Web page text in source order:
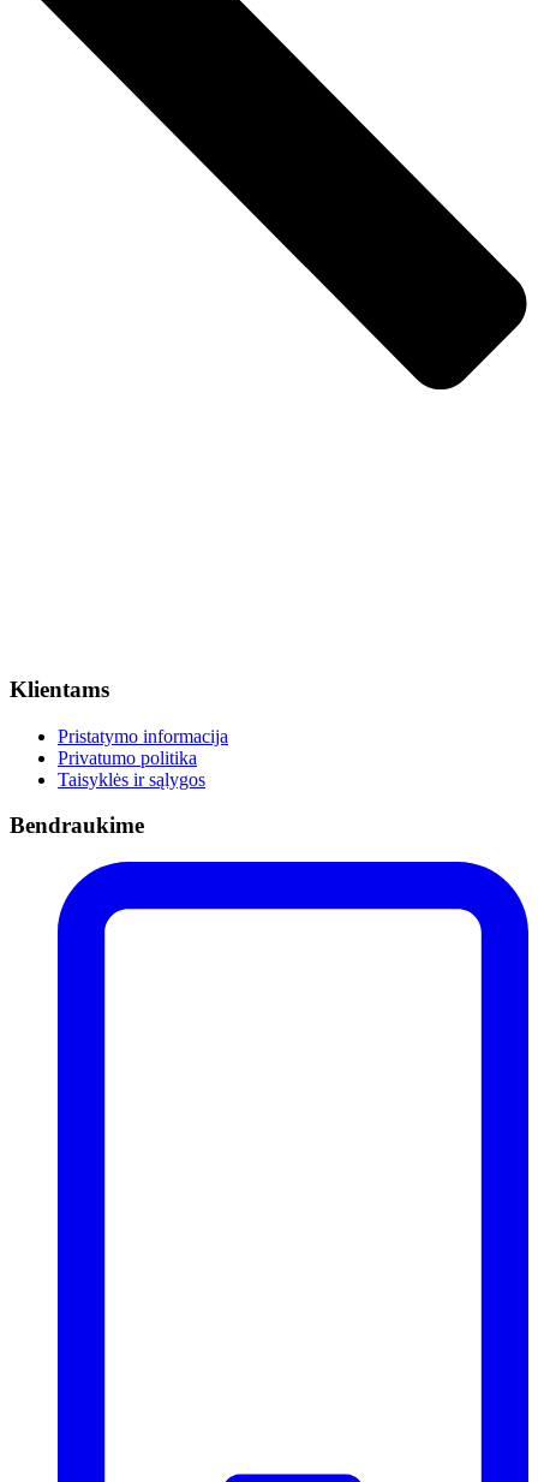
Klientams
Pristatymo informacija
Privatumo politika
Taisyklės ir sąlygos
Bendraukime